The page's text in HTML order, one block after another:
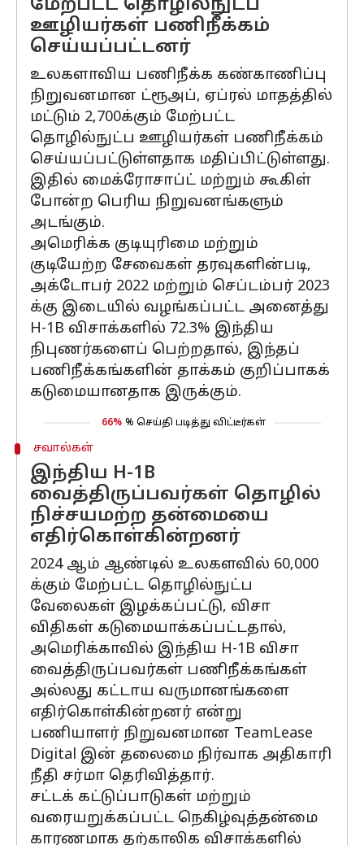
மேற்பட்ட தொழில்நுட்ப
ஊழியர்கள் பணிநீக்கம்
செய்யப்பட்டனர்
உலகளாவிய பணிநீக்க கண்காணிப்பு
நிறுவனமான ட்ரூஅப், ஏப்ரல் மாதத்தில்
மட்டும் 2,700க்கும் மேற்பட்ட
தொழில்நுட்ப ஊழியர்கள் பணிநீக்கம்
செய்யப்பட்டுள்ளதாக மதிப்பிட்டுள்ளது.
இதில் மைக்ரோசாப்ட் மற்றும் கூகிள்
போன்ற பெரிய நிறுவனங்களும்
அடங்கும்.
அமெரிக்க குடியுரிமை மற்றும்
குடியேற்ற சேவைகள் தரவுகளின்படி,
அக்டோபர் 2022 மற்றும் செப்டம்பர் 2023
க்கு இடையில் வழங்கப்பட்ட அனைத்து
H-1B விசாக்களில் 72.3% இந்திய
நிபுணர்களைப் பெற்றதால், இந்தப்
பணிநீக்கங்களின் தாக்கம் குறிப்பாகக்
கடுமையானதாக இருக்கும்.
66% % செய்தி படித்து விட்டீர்கள்
சவால்கள்
இந்திய H-1B
வைத்திருப்பவர்கள் தொழில்
நிச்சயமற்ற தன்மையை
எதிர்கொள்கின்றனர்
2024 ஆம் ஆண்டில் உலகளவில் 60,000
க்கும் மேற்பட்ட தொழில்நுட்ப
வேலைகள் இழக்கப்பட்டு, விசா
விதிகள் கடுமையாக்கப்பட்டதால்,
அமெரிக்காவில் இந்திய H-1B விசா
வைத்திருப்பவர்கள் பணிநீக்கங்கள்
அல்லது கட்டாய வருமானங்களை
எதிர்கொள்கின்றனர் என்று
பணியாளர் நிறுவனமான TeamLease
Digital இன் தலைமை நிர்வாக அதிகாரி
நீதி சர்மா தெரிவித்தார்.
சட்டக் கட்டுப்பாடுகள் மற்றும்
வரையறுக்கப்பட்ட நெகிழ்வுத்தன்மை
காரணமாக தற்காலிக விசாக்களில்